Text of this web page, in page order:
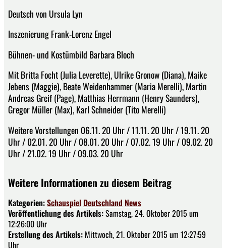
Deutsch von Ursula Lyn
Inszenierung Frank-Lorenz Engel
Bühnen- und Kostümbild Barbara Bloch
Mit Britta Focht (Julia Leverette), Ulrike Gronow (Diana), Maike
Jebens (Maggie), Beate Weidenhammer (Maria Merelli), Martin
Andreas Greif (Page), Matthias Herrmann (Henry Saunders),
Gregor Müller (Max), Karl Schneider (Tito Merelli)
Weitere Vorstellungen 06.11. 20 Uhr / 11.11. 20 Uhr / 19.11. 20
Uhr / 02.01. 20 Uhr / 08.01. 20 Uhr / 07.02. 19 Uhr / 09.02. 20
Uhr / 21.02. 19 Uhr / 09.03. 20 Uhr
Weitere Informationen zu diesem Beitrag
Kategorien:Schauspiel Deutschland News
Veröffentlichung des Artikels:Samstag, 24. Oktober 2015 um
12:26:00 Uhr
Erstellung des Artikels: Mittwoch, 21. Oktober 2015 um 12:27:59
Uhr